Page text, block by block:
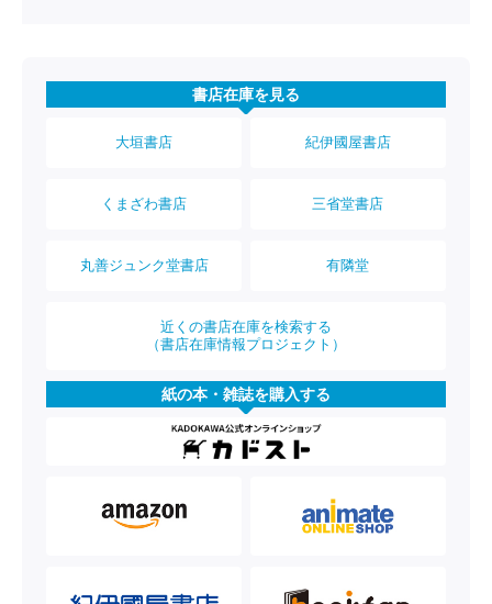
書店在庫を見る
大垣書店 紀伊國屋書店
くまざわ書店 三省堂書店
丸善ジュンク堂書店 有隣堂
近くの書店在庫を検索する
（書店在庫情報プロジェクト）
紙の本・雑誌を購入する